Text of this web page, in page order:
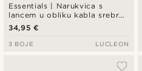
Essentials | Narukvica s
lancem u obliku kabla srebrne
boje, 6 mm
34,95 €
3 BOJE LUCLEON